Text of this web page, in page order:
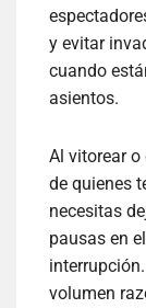
y evitar
cuando
asientos.
Al vitorear o
de quienes
necesitas
pausas en
volumen